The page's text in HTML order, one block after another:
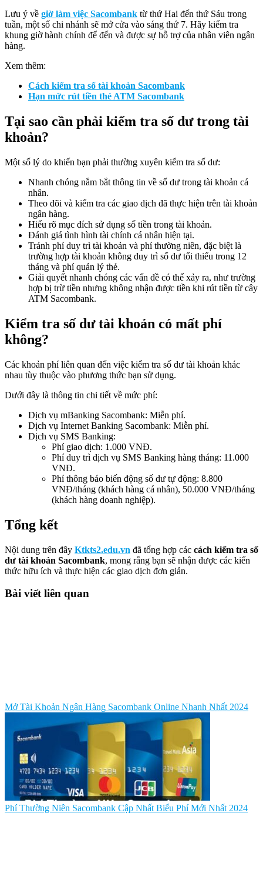
Lưu ý về giờ làm việc Sacombank từ thứ Hai đến thứ Sáu trong
tuần, một số chi nhánh sẽ mở cửa vào sáng thứ 7. Hãy kiểm tra
khung giờ hành chính để đến và được sự hỗ trợ của nhân viên ngân
hàng.
Xem thêm:
Cách kiểm tra số tài khoản Sacombank
Hạn mức rút tiền thẻ ATM Sacombank
Tại sao cần phải kiểm tra số dư trong tài
khoản?
Một số lý do khiến bạn phải thường xuyên kiểm tra số dư:
Nhanh chóng nắm bắt thông tin về số dư trong tài khoản cá
nhân.
Theo dõi và kiểm tra các giao dịch đã thực hiện trên tài khoản
ngân hàng.
Hiểu rõ mục đích sử dụng số tiền trong tài khoản.
Đánh giá tình hình tài chính cá nhân hiện tại.
Tránh phí duy trì tài khoản và phí thường niên, đặc biệt là
trường hợp tài khoản không duy trì số dư tối thiểu trong 12
tháng và phí quản lý thẻ.
Giải quyết nhanh chóng các vấn đề có thể xảy ra, như trường
hợp bị trừ tiền nhưng không nhận được tiền khi rút tiền từ cây
ATM Sacombank.
Kiểm tra số dư tài khoản có mất phí
không?
Các khoản phí liên quan đến việc kiểm tra số dư tài khoản khác
nhau tùy thuộc vào phương thức bạn sử dụng.
Dưới đây là thông tin chi tiết về mức phí:
Dịch vụ mBanking Sacombank: Miễn phí.
Dịch vụ Internet Banking Sacombank: Miễn phí.
Dịch vụ SMS Banking:
Phí giao dịch: 1.000 VNĐ.
Phí duy trì dịch vụ SMS Banking hàng tháng: 11.000
VNĐ.
Phí thông báo biến động số dư tự động: 8.800
VNĐ/tháng (khách hàng cá nhân), 50.000 VNĐ/tháng
(khách hàng doanh nghiệp).
Tổng kết
Nội dung trên đây Ktkts2.edu.vn đã tổng hợp các cách kiểm tra số
dư tài khoản Sacombank, mong rằng bạn sẽ nhận được các kiến
thức hữu ích và thực hiện các giao dịch đơn giản.
Bài viết liên quan
Mở Tài Khoản Ngân Hàng Sacombank Online Nhanh Nhất 2024
Phí Thường Niên Sacombank Cập Nhất Biểu Phí Mới Nhất 2024